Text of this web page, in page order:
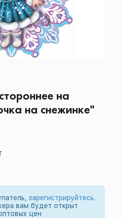
на
на снежинке"
зарегистрируйтесь.
вам будет открыт
цен